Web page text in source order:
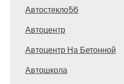
Автостекло56
Автоцентр
Автоцентр На Бетонной
Автошкола